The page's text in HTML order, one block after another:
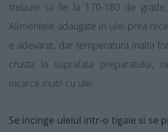
trebuie sa fie la 170-180 de
Alimentele adaugate in ulei prea
e adevarat, dar temperatura inalta
crusta la suprafata preparatului,
incarce inutil cu ulei.
Se incinge uleiul intr-o tigaie si se